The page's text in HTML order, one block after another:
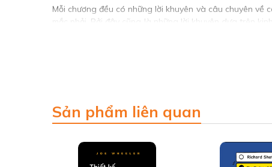
Mỗi chương đều có những lời khuyên và câu chuyên về
mắc phải. Bởi đây cũng là những lời khuyên dựa trên
Sản phẩm liên quan